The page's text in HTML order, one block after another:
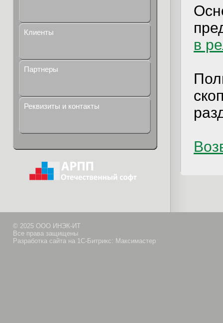
Клиенты
Партнеры
Реквизиты и контакты
в
© 2025 ООО ИНЭК-ИТ
Все права защищены
Разработка сайта на 1С-Битрикс: Максимастер